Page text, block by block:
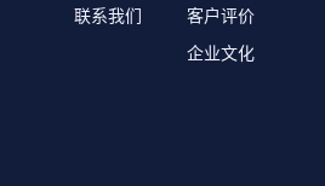
联系我们
客户评价
企业文化